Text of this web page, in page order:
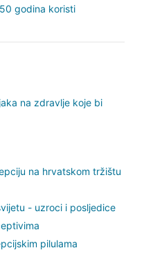
godina koristi
na zdravlje koje bi
na hrvatskom tržištu
- uzroci i posljedice
pilulama